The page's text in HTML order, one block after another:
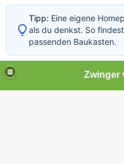
Zwinger
Tipp: Eine eigene
als du denkst. So
passenden Baukasten.